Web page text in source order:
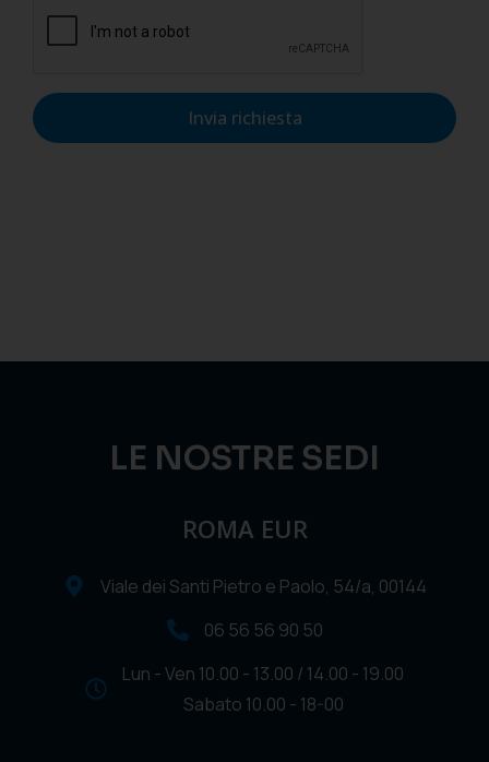
Invia richiesta
LE NOSTRE SEDI
ROMA EUR
Viale dei Santi Pietro e Paolo, 54/a, 00144
06 56 56 90 50
Lun - Ven 10.00 - 13.00 / 14.00 - 19.00
Sabato 10.00 - 18-00